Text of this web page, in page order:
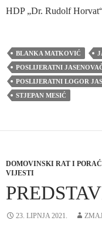
HDP „Dr. Rudolf
BLANKA MATKOVIĆ
POSLIJERATNI
POSLIJERATNI LOGOR
STJEPAN MESIĆ
DOMOVINSKI RAT I
VIJESTI
23. LIPNJA 2021.